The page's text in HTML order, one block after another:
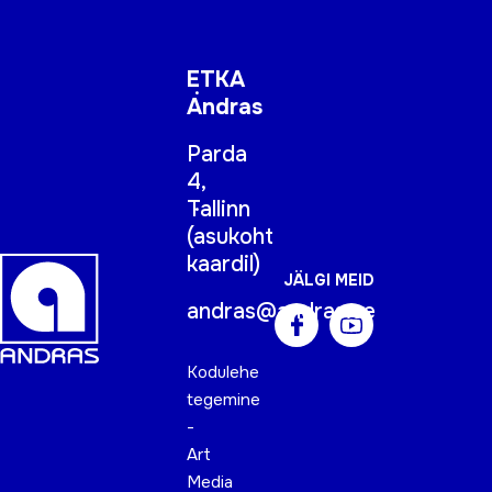
ETKA
Andras
Parda
4,
Tallinn
(asukoht
kaardil)
andras@andras.ee
Kodulehe
tegemine
-
Art
Media
JÄLGI MEID